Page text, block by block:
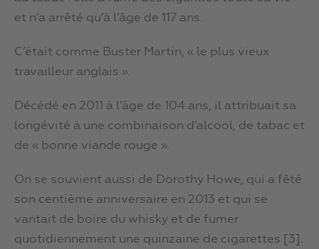
et n’a arrêté qu’à l’âge de 117 ans.
C’était comme Buster Martin, « le plus vieux
travailleur anglais ».
Décédé en 2011 à l’âge de 104 ans, il attribuait sa
longévité à une combinaison d’alcool, de tabac et
de « bonne viande rouge ».
On se souvient aussi de Dorothy Howe, qui a fêté
son centième anniversaire en 2013 et qui se
vantait de boire du whisky et de fumer
quotidiennement une quinzaine de cigarettes [3].